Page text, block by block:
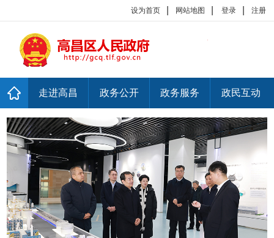
设为首页 网站地图 登录 注册
走进高昌 政务公开 政务服务 政民互动